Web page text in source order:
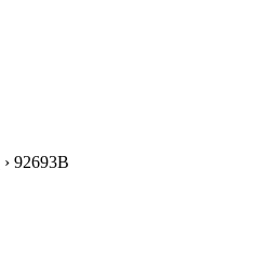
› 92693B